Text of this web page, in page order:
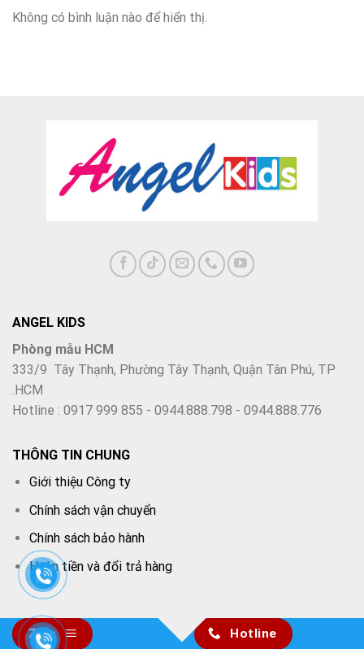
Không có bình luận nào để hiển thị.
ANGEL KIDS
Phòng mẫu HCM
333/9 Tây Thạnh, Phường Tây Thạnh, Quận Tân Phú, TP
.HCM
Hotline : 0917 999 855 - 0944.888.798 - 0944.888.776
THÔNG TIN CHUNG
Giới thiệu Công ty
Chính sách vận chuyển
Chính sách bảo hành
Hoàn tiền và đổi trả hàng
Zalo Hotline